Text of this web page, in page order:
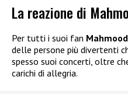
La reazione di
Per tutti i suoi fan Mahmood
delle persone più divertenti
spesso suoi concerti, oltre
carichi di allegria.